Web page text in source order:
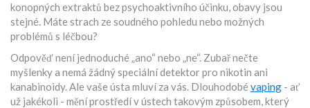
konopných extraktů bez psychoaktivního účinku, obavy jsou
stejné. Máte strach ze soudného pohledu nebo možných
problémů s léčbou?
Odpověď není jednoduché „ano“ nebo „ne“. Zubař nečte
myšlenky a nemá žádný speciální detektor pro nikotin ani
kanabinoidy. Ale vaše ústa mluví za vás. Dlouhodobé vaping - ať
už jakékoli - mění prostředí v ústech takovým způsobem, který